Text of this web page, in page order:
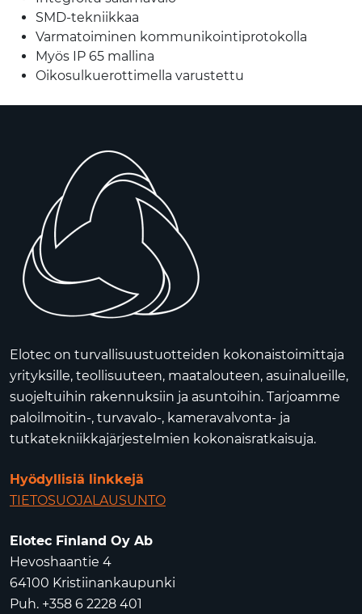
SMD-tekniikkaa
Varmatoiminen kommunikointiprotokolla
Myös IP 65 mallina
Oikosulkuerottimella varustettu
Elotec on turvallisuustuotteiden kokonaistoimittaja
yrityksille, teollisuuteen, maatalouteen, asuinalueille,
suojeltuihin rakennuksiin ja asuntoihin. Tarjoamme
paloilmoitin-, turvavalo-, kameravalvonta- ja
tutkatekniikkajärjestelmien kokonaisratkaisuja.
Hyödyllisiä linkkejä
TIETOSUOJALAUSUNTO
Elotec Finland Oy Ab
Hevoshaantie 4
64100 Kristiinankaupunki
Puh. +358 6 2228 401